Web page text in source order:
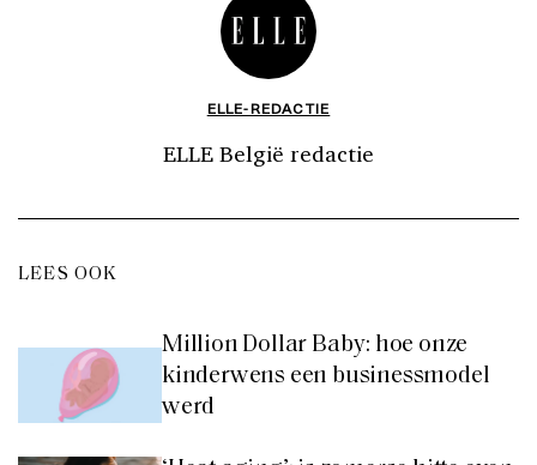
ELLE-REDACTIE
ELLE België redactie
LEES OOK
Million Dollar Baby: hoe onze
kinderwens een businessmodel
werd